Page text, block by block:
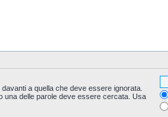
davanti a quella che deve essere ignorata.
una delle parole deve essere cercata. Usa